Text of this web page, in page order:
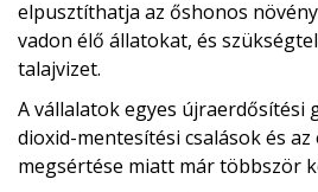
elpusztíthatja az őshonos
vadon élő állatokat, és
talajvizet.
A vállalatok egyes újraerdősítési
dioxid-mentesítési csalások és
megsértése miatt már többször